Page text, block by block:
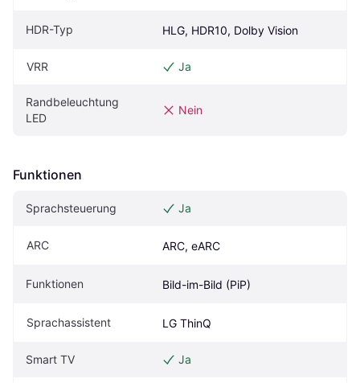
HDR-Typ HLG, HDR10, Dolby Vision
VRR Ja
Randbeleuchtung
LED
Nein
Funktionen
Sprachsteuerung Ja
ARC ARC, eARC
Funktionen Bild-im-Bild (PiP)
Sprachassistent LG ThinQ
Smart TV Ja